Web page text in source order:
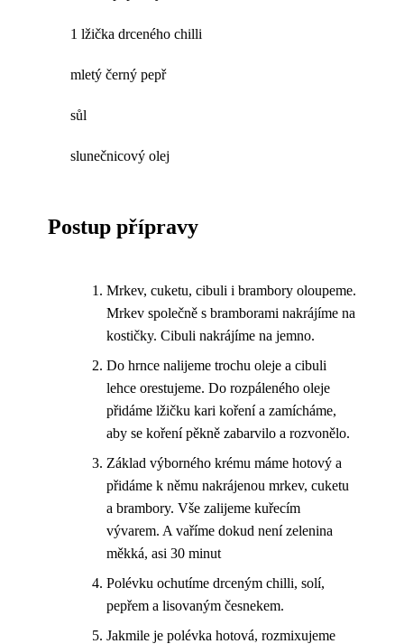
1 lžička drceného chilli
mletý černý pepř
sůl
slunečnicový olej
Postup přípravy
Mrkev, cuketu, cibuli i brambory oloupeme.
Mrkev společně s bramborami nakrájíme na
kostičky. Cibuli nakrájíme na jemno.
Do hrnce nalijeme trochu oleje a cibuli
lehce orestujeme. Do rozpáleného oleje
přidáme lžičku kari koření a zamícháme,
aby se koření pěkně zabarvilo a rozvonělo.
Základ výborného krému máme hotový a
přidáme k němu nakrájenou mrkev, cuketu
a brambory. Vše zalijeme kuřecím
vývarem. A vaříme dokud není zelenina
měkká, asi 30 minut
Polévku ochutíme drceným chilli, solí,
pepřem a lisovaným česnekem.
Jakmile je polévka hotová, rozmixujeme